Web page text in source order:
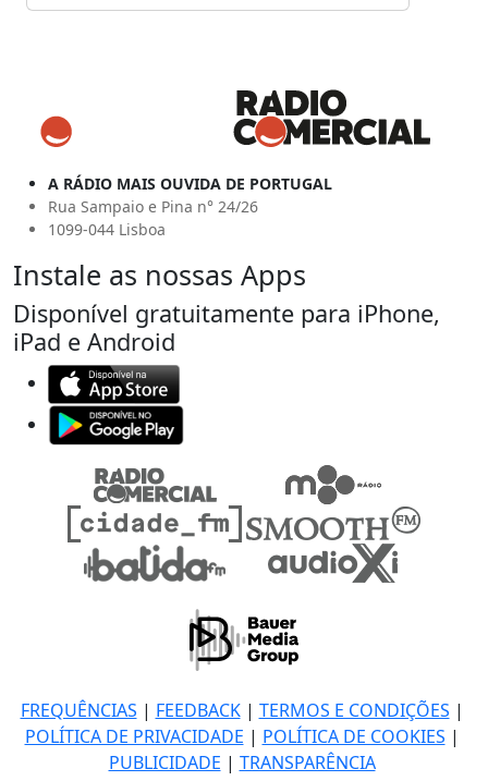
A RÁDIO MAIS OUVIDA DE PORTUGAL
Rua Sampaio e Pina n° 24/26
1099-044 Lisboa
Instale as nossas Apps
Disponível gratuitamente para iPhone,
iPad e Android
FREQUÊNCIAS | FEEDBACK| TERMOS E CONDIÇÕES |
POLÍTICA DE PRIVACIDADE | POLÍTICA DE COOKIES |
PUBLICIDADE | TRANSPARÊNCIA